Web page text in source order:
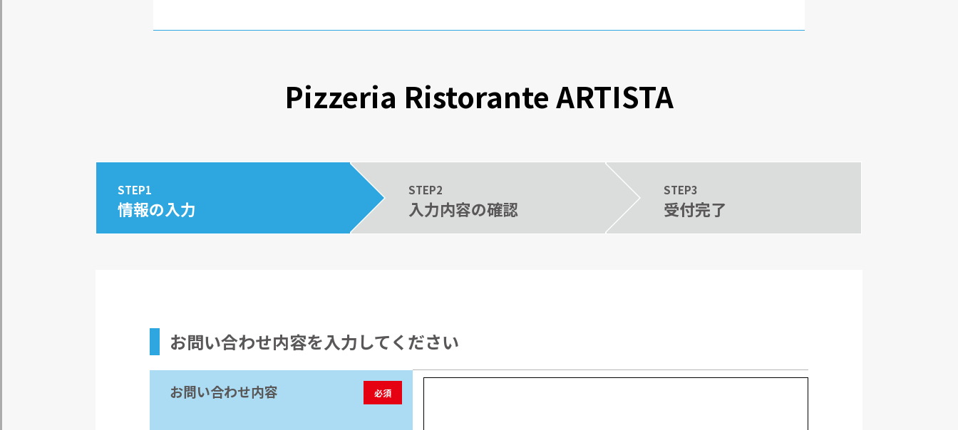
Pizzeria Ristorante ARTISTA
STEP1
情報の入力
STEP2
入力内容の確認
STEP3
受付完了
お問い合わせ内容を入力してください
お問い合わせ内容 必須